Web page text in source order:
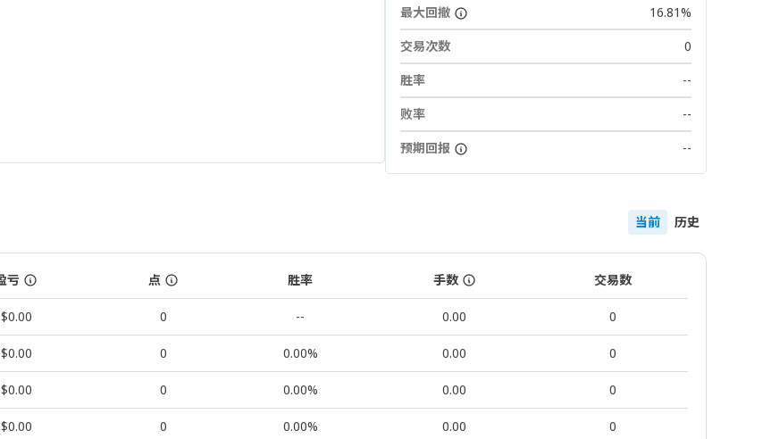
最大回撤
16.81%
交易次数
0
胜率
--
败率
--
预期回报
--
当前 历史
亏 点 胜率 手数 交易数
$0.00 0 -- 0.00 0
$0.00 0 0.00% 0.00 0
$0.00 0 0.00% 0.00 0
$0.00 0 0.00% 0.00 0